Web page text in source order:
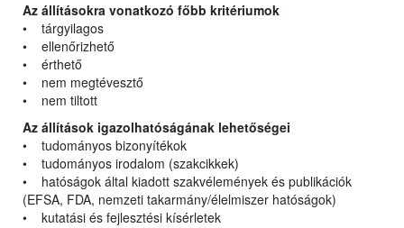
Az állításokra vonatkozó főbb kritériumok
• tárgyilagos
• ellenőrizhető
• érthető
• nem megtévesztő
• nem tiltott
Az állítások igazolhatóságának lehetőségei
• tudományos bizonyítékok
• tudományos irodalom (szakcikkek)
• hatóságok által kiadott szakvélemények és publikációk
(EFSA, FDA, nemzeti takarmány/élelmiszer hatóságok)
• kutatási és fejlesztési kísérletek